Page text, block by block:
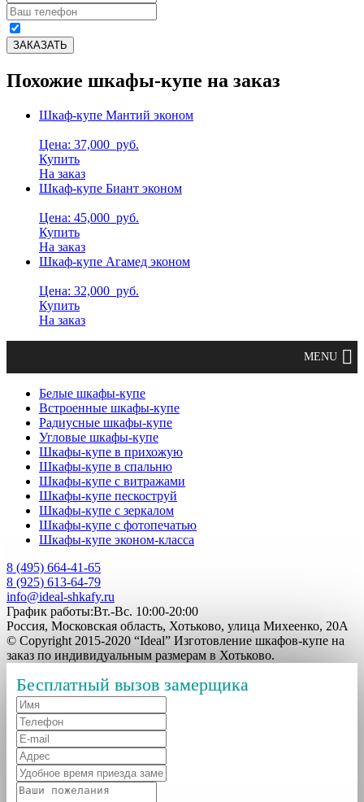
Похожие шкафы-купе на заказ
Шкаф-купе Мантий эконом
Цена: 37,000 руб.
Купить
На заказ
Шкаф-купе Биант эконом
Цена: 45,000 руб.
Купить
На заказ
Шкаф-купе Агамед эконом
Цена: 32,000 руб.
Купить
На заказ
Белые шкафы-купе
Встроенные шкафы-купе
Радиусные шкафы-купе
Угловые шкафы-купе
Шкафы-купе в прихожую
Шкафы-купе в спальню
Шкафы-купе с витражами
Шкафы-купе пескоструй
Шкафы-купе с зеркалом
Шкафы-купе с фотопечатью
Шкафы-купе эконом-класса
8 (495) 664-41-65
8 (925) 613-64-79
info@ideal-shkafy.ru
График работы:Вт.-Вс. 10:00-20:00
Россия, Московская область, Хотьково, улица Михеенко, 20А
© Copyright 2015-2020 “Ideal” Изготовление шкафов-купе на
заказ по индивидуальным размерам в Хотьково.
Бесплатный вызов замерщика